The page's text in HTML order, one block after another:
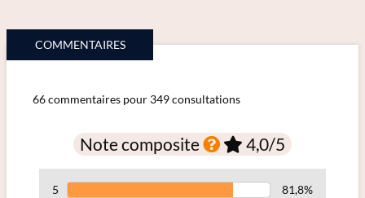
COMMENTAIRES
66 commentaires pour 349 consultations
Note composite 4,0/5
5
81,8%